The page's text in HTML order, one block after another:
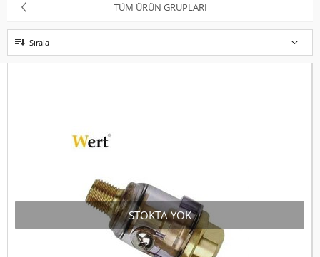
TÜM ÜRÜN GRUPLARI
Sırala
STOKTA YOK